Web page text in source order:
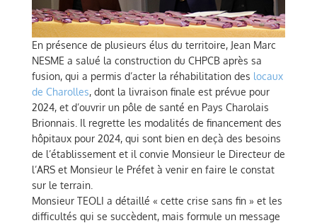
En présence de plusieurs élus du territoire, Jean Marc
NESME a salué la construction du CHPCB après sa
fusion, qui a permis d’acter la réhabilitation des locaux
de Charolles, dont la livraison finale est prévue pour
2024, et d’ouvrir un pôle de santé en Pays Charolais
Brionnais. Il regrette les modalités de financement des
hôpitaux pour 2024, qui sont bien en deçà des besoins
de l’établissement et il convie Monsieur le Directeur de
l’ARS et Monsieur le Préfet à venir en faire le constat
sur le terrain.
Monsieur TEOLI a détaillé « cette crise sans fin » et les
difficultés qui se succèdent, mais formule un message